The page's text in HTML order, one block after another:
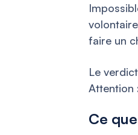
faire un
Le
Attention
Ce